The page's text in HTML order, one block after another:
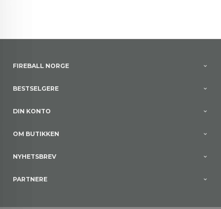
FIREBALL NORGE
BESTSELGERE
DIN KONTO
OM BUTIKKEN
NYHETSBREV
PARTNERE